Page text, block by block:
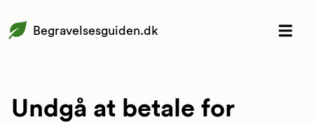
Begravelsesguiden.dk
Undgå at betale for